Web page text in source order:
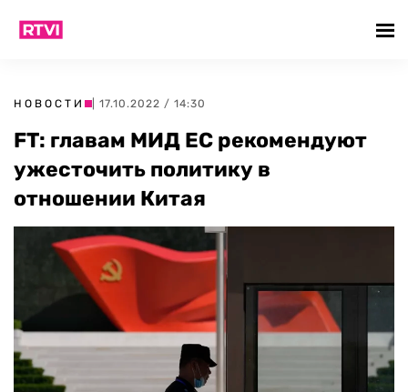
НОВОСТИ | 17.10.2022 / 14:30
FT: главам МИД ЕС рекомендуют
ужесточить политику в
отношении Китая